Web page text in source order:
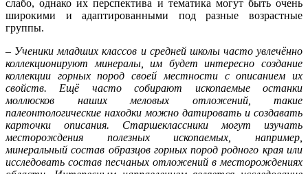
слабо, однако их перспектива и тематика могут быть очень
широкими и адаптированными под разные возрастные
группы.
– Ученики младших классов и средней школы часто увлечённо
коллекционируют минералы, им будет интересно создание
коллекции горных пород своей местности с описанием их
свойств. Ещё часто собирают ископаемые останки
моллюсков наших меловых отложений, такие
палеонтологические находки можно датировать и создавать
карточки описания. Старшеклассники могут изучать
месторождения полезных ископаемых, например,
минеральный состав образцов горных пород родного края или
исследовать состав песчаных отложений в месторождениях